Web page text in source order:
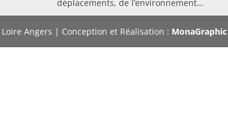
déplacements, de l’environnement…
Angers | Conception et Réalisation : MonaGraphic